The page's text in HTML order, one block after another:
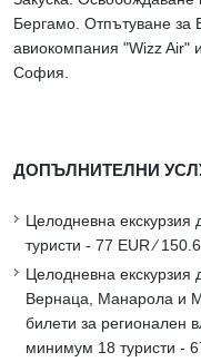
Бергамо. Отпътуване за
авиокомпания "Wizz Air"
София.
ДОПЪЛНИТЕЛНИ
Целодневна
туристи - 77 EUR ∕
Целодневна
Вернаца, Манарола и
билети за регионален
минимум 18 туристи -